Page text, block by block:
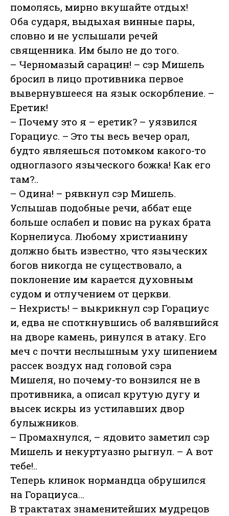
помолясь, мирно вкушайте отдых!
Оба сударя, выдыхая винные пары,
словно и не услышали речей
священника. Им было не до того.
– Черномазый сарацин! – сэр Мишель
бросил в лицо противника первое
вывернувшееся на язык оскорбление. –
Еретик!
– Почему это я – еретик? – уязвился
Горациус. – Это ты весь вечер орал,
будто являешься потомком какого-то
одноглазого языческого божка! Как его
там?..
– Одина! – рявкнул сэр Мишель.
Услышав подобные речи, аббат еще
больше ослабел и повис на руках брата
Корнелиуса. Любому христианину
должно быть известно, что языческих
богов никогда не существовало, а
поклонение им карается духовным
судом и отлучением от церкви.
– Нехристь! – выкрикнул сэр Горациус
и, едва не споткнувшись об валявшийся
на дворе камень, ринулся в атаку. Его
меч с почти неслышным уху шипением
рассек воздух над головой сэра
Мишеля, но почему-то вонзился не в
противника, а описал крутую дугу и
высек искры из устилавших двор
булыжников.
– Промахнулся, – ядовито заметил сэр
Мишель и некуртуазно рыгнул. – А вот
тебе!..
Теперь клинок нормандца обрушился
на Горациуса…
В трактатах знаменитейших мудрецов